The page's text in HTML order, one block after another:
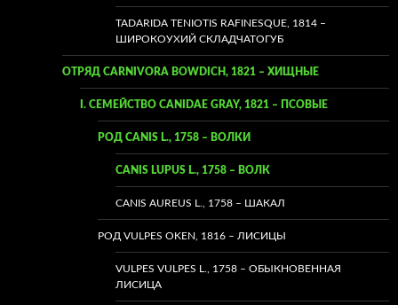
TADARIDA TENIOTIS RAFINESQUE, 1814 –
ШИРОКОУХИЙ СКЛАДЧАТОГУБ
ОТРЯД CARNIVORA BOWDICH, 1821 – ХИЩНЫЕ
I. СЕМЕЙСТВО CANIDAE GRAY, 1821 – ПСОВЫЕ
РОД CANIS L., 1758 – ВОЛКИ
CANIS LUPUS L., 1758 – ВОЛК
CANIS AUREUS L., 1758 – ШАКАЛ
РОД VULPES OKEN, 1816 – ЛИСИЦЫ
VULPES VULPES L., 1758 – ОБЫКНОВЕННАЯ
ЛИСИЦА